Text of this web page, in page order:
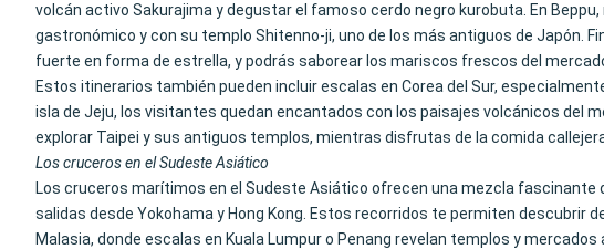
volcán activo Sakurajima y degustar el famoso cerdo negro kurobuta. En
gastronómico y con su templo Shitenno-ji, uno de los más antiguos de Japón.
fuerte en forma de estrella, y podrás saborear los mariscos frescos del
Estos itinerarios también pueden incluir escalas en Corea del Sur,
isla de Jeju, los visitantes quedan encantados con los paisajes volcánicos del
explorar Taipei y sus antiguos templos, mientras disfrutas de la comida
Los cruceros en el Sudeste Asiático
Los cruceros marítimos en el Sudeste Asiático ofrecen una mezcla
salidas desde Yokohama y Hong Kong. Estos recorridos te permiten descubrir
Malasia, donde escalas en Kuala Lumpur o Penang revelan templos y mercados